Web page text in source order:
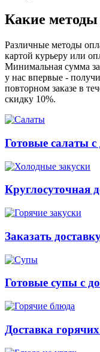
Какие
Различные методы
картой курьеру или
Минимальная сумма
у нас впервые -
повторном заказе в
скидку 10%.
Готовые салаты с
Круглосуточная
Заказать
Готовые супы с
Доставка